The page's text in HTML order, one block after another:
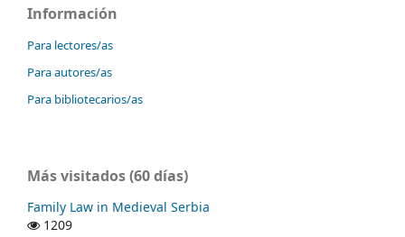
Información
Para lectores/as
Para autores/as
Para bibliotecarios/as
Más visitados (60 días)
Family Law in Medieval Serbia
1209